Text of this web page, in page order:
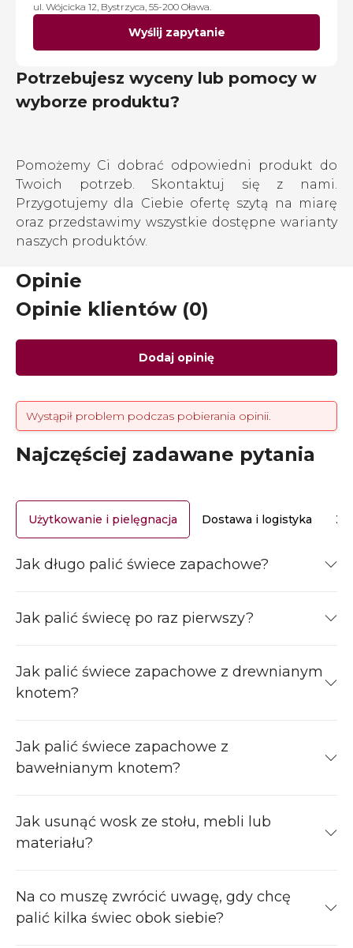
ul. Wójcicka 12, Bystrzyca, 55-200 Oława.
Wyślij zapytanie
Potrzebujesz wyceny lub pomocy w
wyborze produktu?
Pomożemy Ci dobrać odpowiedni produkt do
Twoich potrzeb. Skontaktuj się z nami.
Przygotujemy dla Ciebie ofertę szytą na miarę
oraz przedstawimy wszystkie dostępne warianty
naszych produktów.
Opinie
Opinie klientów (0)
Dodaj opinię
Wystąpił problem podczas pobierania opinii.
Najczęściej zadawane pytania
Użytkowanie i pielęgnacja Dostawa i logistyka
Jak długo palić świece zapachowe?
Jak palić świecę po raz pierwszy?
Jak palić świece zapachowe z drewnianym
knotem?
Jak palić świece zapachowe z
bawełnianym knotem?
Jak usunąć wosk ze stołu, mebli lub
materiału?
Na co muszę zwrócić uwagę, gdy chcę
palić kilka świec obok siebie?